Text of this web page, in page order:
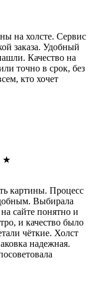
на холсте. Сервис
заказа. Удобный
Качество на
точно в срок, без
кто хочет
★
картины. Процесс
Выбирала
сайте понятно и
и качество было
чёткие. Холст
надежная.